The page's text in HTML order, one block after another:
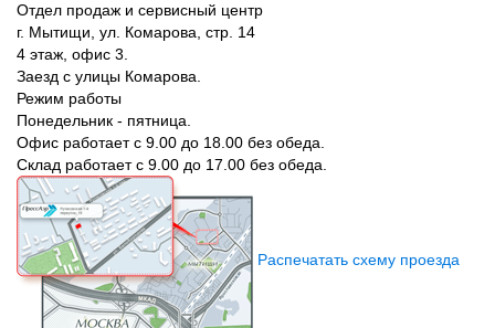
Отдел продаж и сервисный центр
г. Мытищи, ул. Комарова, стр. 14
4 этаж, офис 3.
Заезд с улицы Комарова.
Режим работы
Понедельник - пятница.
Офис работает с 9.00 до 18.00 без обеда.
Склад работает с 9.00 до 17.00 без обеда.
Распечатать схему проезда